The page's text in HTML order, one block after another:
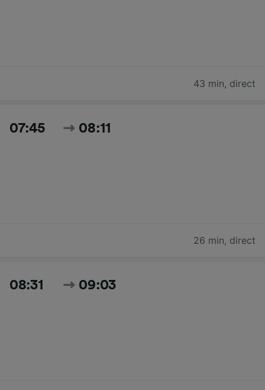
43 min, direct
07:45 08:11
26 min, direct
08:31 09:03